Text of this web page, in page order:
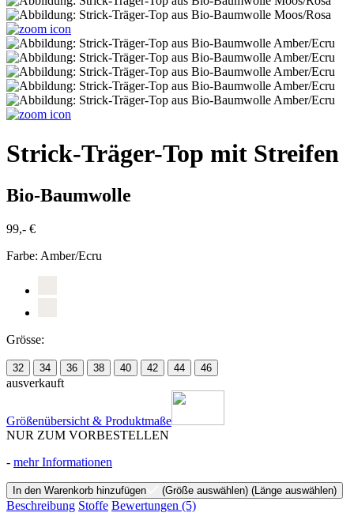
Strick-Träger-Top mit Streifen
Bio-Baumwolle
99,- €
Farbe: Amber/Ecru
Grösse:
32 34 36 38 40 42 44 46
ausverkauft
Größenübersicht & Produktmaße
NUR ZUM VORBESTELLEN
- mehr Informationen
In den Warenkorb hinzufügen (Größe auswählen) (Länge auswählen)
Beschreibung Stoffe Bewertungen (5)